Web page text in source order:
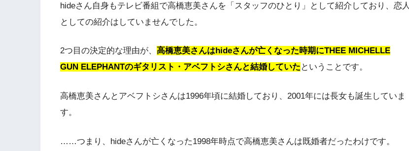
hideさん自身もテレビ番組で高橋恵美さんを「スタッフのひとり」として紹介しており、恋人
としての紹介はしていませんでした。
2つ目の決定的な理由が、 高橋恵美さんはhideさんが亡くなった時期にTHEE MICHELLE
GUN ELEPHANTのギタリスト・アベフトシさんと結婚していた ということです。
高橋恵美さんとアベフトシさんは1996年頃に結婚しており、2001年には長女も誕生していま
す。
……つまり、hideさんが亡くなった1998年時点で高橋恵美さんは既婚者だったわけです。